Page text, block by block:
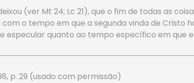
(ver Mt 24; Lc 21), que o fim de todas as
o tempo em que a segunda vinda de Cristo
quanto ao tempo específico em que
p. 29 (usado com permissão)